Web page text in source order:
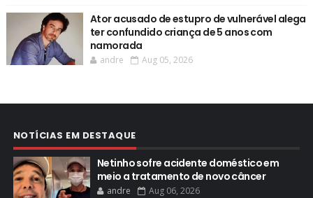
Ator acusado de estupro de vulnerável alega
ter confundido criança de 5 anos com
namorada
andre Aug 05, 2026
NOTÍCIAS EM DESTAQUE
Netinho sofre acidente doméstico em
meio a tratamento de novo câncer
andre Aug 06, 2026